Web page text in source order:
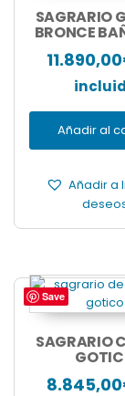
SAGRARIO
BRONCE
11.890,00
Añadir al
Añadir a
Save
SAGRARIO
8.845,00